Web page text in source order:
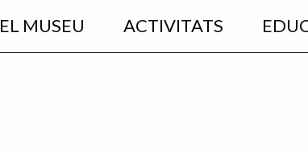
EL MUSEU ACTIVITATS